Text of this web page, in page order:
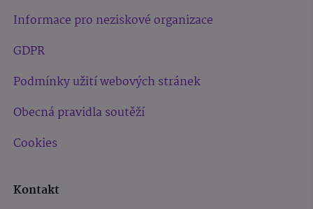
Informace pro neziskové organizace
GDPR
Podmínky užití webových stránek
Obecná pravidla soutěží
Cookies
Kontakt